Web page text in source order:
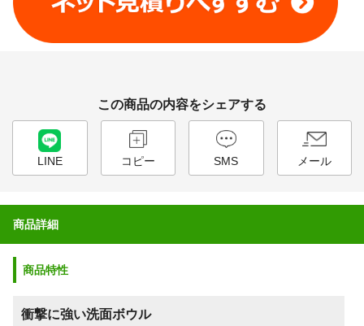
この商品の内容をシェアする
LINE コピー SMS メール
商品詳細
商品特性
衝撃に強い洗面ボウル